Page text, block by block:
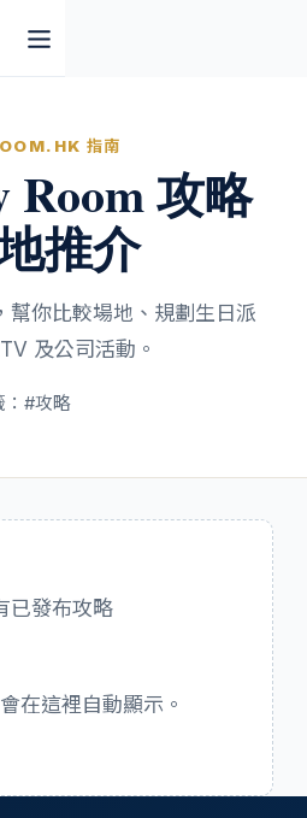
指南
Room 攻略
推介
幫你比較場地、規劃生日派
及公司活動。
：#攻略
已發布攻略
在這裡自動顯示。